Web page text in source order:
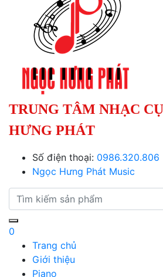
TRUNG TÂM NHẠC
HƯNG PHÁT
Số điện thoại: 0986.320.806
Ngọc Hưng Phát Music
0
Trang chủ
Giới thiệu
Piano